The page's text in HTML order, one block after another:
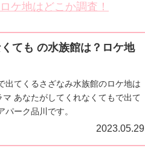
ケ地はどこか調査！
ても の水族館は？ロケ地
出てくるさざなみ水族館のロケ地は
あなたがしてくれなくてもで出て
ーク品川です。
2023.05.29